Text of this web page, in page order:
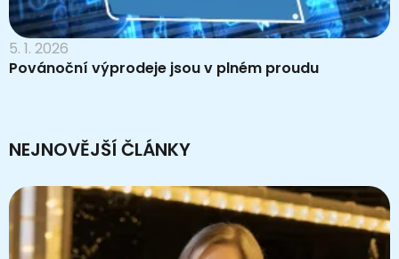
5. 1. 2026
Povánoční výprodeje jsou v plném proudu
NEJNOVĚJŠÍ ČLÁNKY